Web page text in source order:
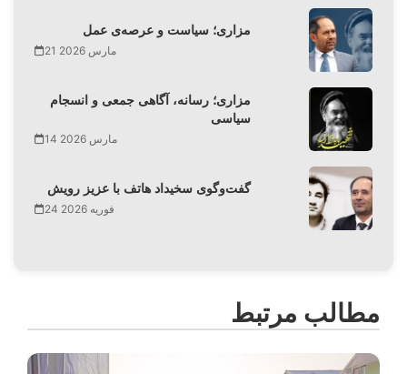
مزاری؛ سیاست و عرصه‌ی عمل
21 مارس 2026
مزاری؛ رسانه، آگاهی جمعی و انسجام
سیاسی
14 مارس 2026
گفت‌وگوی سخیداد هاتف با عزیز رویش
24 فوریه 2026
مطالب مرتبط